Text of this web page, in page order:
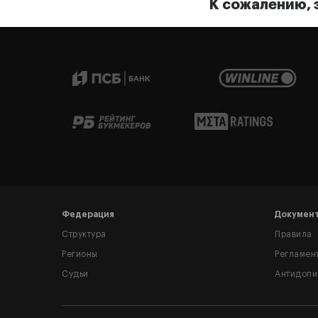
К сожалению,
Федерация
Структура
Регионы
Судьи
Правила